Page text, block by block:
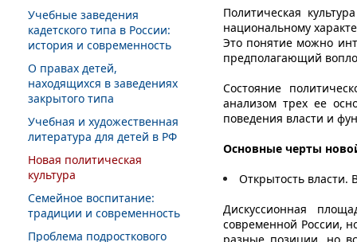
Учебные заведения
кадетского типа в России:
история и современность
О правах детей,
находящихся в заведениях
закрытого типа
Учебная и художественная
литература для детей в РФ
Новая политическая
культура
Семейное воспитание:
традиции и современность
Проблема подросткового
Политическая
национальному
Это понятие можно
предполагающий
Состояние
анализом трех ее
поведения власти и
Основные черты
Открытость власти.
Дискуссионная
современной России,